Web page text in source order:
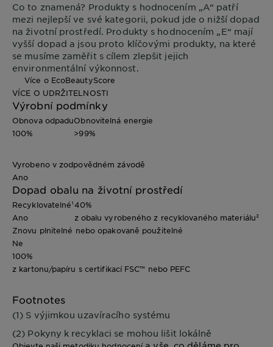
Co to znamená? Produkty s hodnocením „A“ patří
mezi nejlepší ve své kategorii, pokud jde o nižší dopad
na životní prostředí. Produkty s hodnocením „E“ mají
vyšší dopad a jsou proto klíčovými produkty, na které
se musíme zaměřit s cílem zlepšit jejich
environmentální výkonnost.
Více o EcoBeautyScore
VÍCE O UDRŽITELNOSTI
Výrobní podmínky
Obnova odpadu
100%
Obnovitelná energie
>99%
Vyrobeno v zodpovědném závodě
Ano
Dopad obalu na životní prostředí
Recyklovatelné¹
Ano
40%
z obalu vyrobeného z recyklovaného materiálu²
Znovu plnitelné nebo opakovaně použitelné
Ne
100%
z kartonu/papíru s certifikací FSC™ nebo PEFC
Footnotes
(1) S výjimkou uzavíracího systému
(2) Pokyny k recyklaci se mohou lišit lokálně